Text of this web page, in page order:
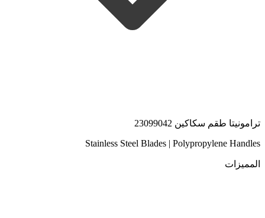
ترامونيتا طقم سكاكين 23099042
Stainless Steel Blades | Polypropylene Handles
المميزات